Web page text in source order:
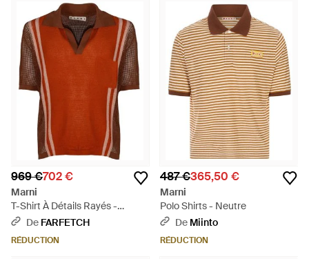
969 €702 €
Marni
T-Shirt À Détails Rayés -
Orange
De FARFETCH
RÉDUCTION
487 €365,50 €
Marni
Polo Shirts - Neutre
De Miinto
RÉDUCTION